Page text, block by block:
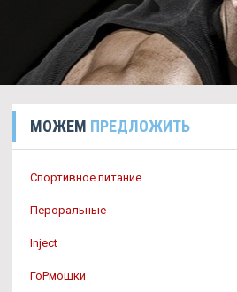
МОЖЕМ ПРЕДЛОЖИТЬ
Спортивное питание
Пероральные
Inject
ГоРмошки